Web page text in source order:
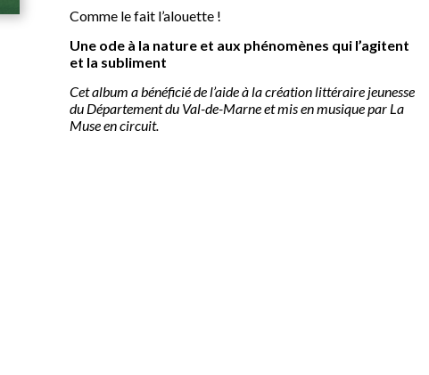
Comme le fait l’alouette !
Une ode à la nature et aux phénomènes qui l’agitent
et la subliment
Cet album a bénéficié de l’aide à la création littéraire jeunesse
du Département du Val-de-Marne et mis en musique par La
Muse en circuit.